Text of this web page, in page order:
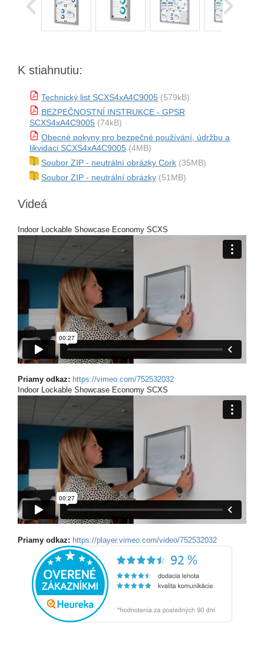
K stiahnutiu:
Technický list SCXS4xA4C9005 (579kB)
BEZPEČNOSTNÍ INSTRUKCE - GPSR
SCXS4xA4C9005 (74kB)
Obecné pokyny pro bezpečné používání, údržbu a
likvidaci SCXS4xA4C9005 (4MB)
Soubor ZIP - neutrální obrázky Cork (35MB)
Soubor ZIP - neutrální obrázky (51MB)
Videá
Indoor Lockable Showcase Economy SCXS
Priamy odkaz: https://vimeo.com/752532032
Indoor Lockable Showcase Economy SCXS
Priamy odkaz: https://player.vimeo.com/video/752532032